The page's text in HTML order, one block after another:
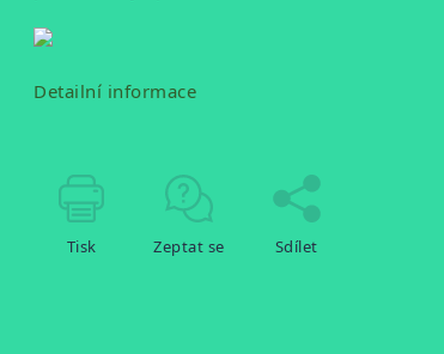
Detailní informace
Tisk Zeptat se Sdílet